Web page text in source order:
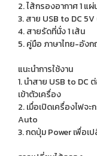
2. ไส้กรองอากาศ 1 แ
3. สาย USB to DC 5V
4. สายรัดที่นั่ง 1 เส้น
5. คู่มือ ภาษาไทย-อังก
แนะนำการใช้งาน
1. นำสาย USB to DC
เข้าตัวเครื่อง
2. เมื่อเปิดเครื่องไฟจ
Auto
3. กดปุ่ม Power เพื่อเ